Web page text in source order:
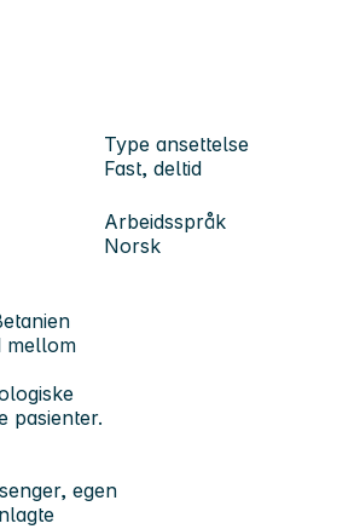
Type ansettelse
Fast, deltid
Arbeidsspråk
Norsk
mellom
pasienter.
egen